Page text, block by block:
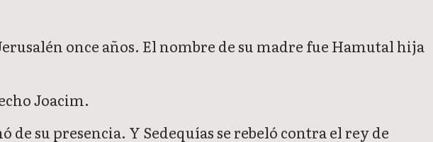
once años. El nombre de su madre fue Hamutal hija
Joacim.
su presencia. Y Sedequías se rebeló contra el rey de